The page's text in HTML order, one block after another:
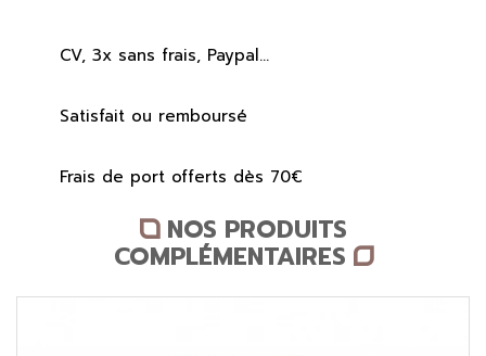
CV, 3x sans frais, Paypal...
Satisfait ou remboursé
Frais de port offerts dès 70€
NOS PRODUITS
COMPLÉMENTAIRES